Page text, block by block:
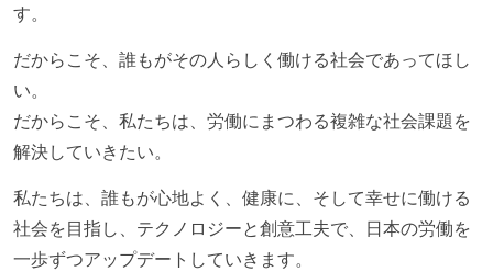
開発メンバーの裁量
設計・実装から運用までを同じ開発チームが担い、フ
ロントエンド、バックエンド、インフラといった役割
の境界を超えて、個人が必要な範囲にまで染み出して
いく姿勢が根付いている
ユーザーのニーズや課題を理解するために、開発チー
す。
だからこそ、誰もがその人らしく働ける社会であってほし
い。
だからこそ、私たちは、労働にまつわる複雑な社会課題を
解決していきたい。
私たちは、誰もが心地よく、健康に、そして幸せに働ける
社会を目指し、テクノロジーと創意工夫で、日本の労働を
一歩ずつアップデートしていきます。